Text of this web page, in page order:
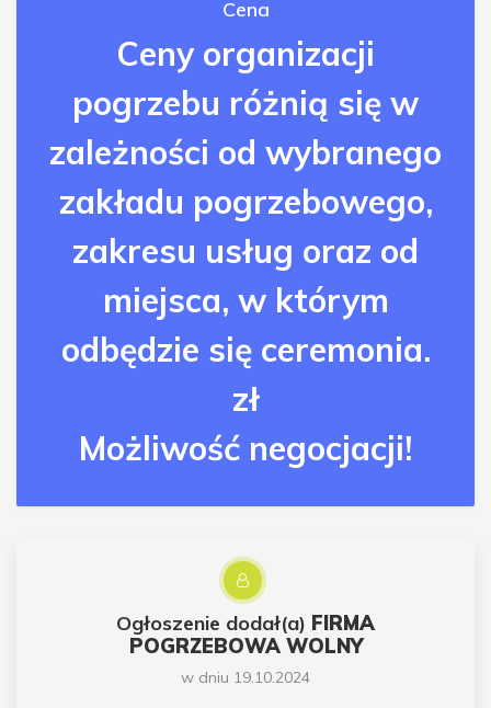
Cena
Ceny organizacji
pogrzebu różnią się w
zależności od wybranego
zakładu pogrzebowego,
zakresu usług oraz od
miejsca, w którym
odbędzie się ceremonia.
zł
Możliwość negocjacji!
Ogłoszenie dodał(a) FIRMA
POGRZEBOWA WOLNY
w dniu 19.10.2024